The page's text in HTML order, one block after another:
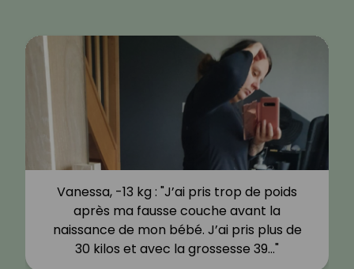
Vanessa, -13 kg : "J’ai pris trop de poids
après ma fausse couche avant la
naissance de mon bébé. J’ai pris plus de
30 kilos et avec la grossesse 39…"